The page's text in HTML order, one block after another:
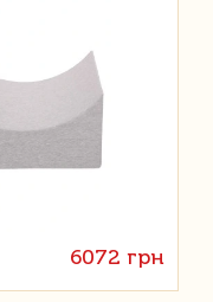
6072 грн